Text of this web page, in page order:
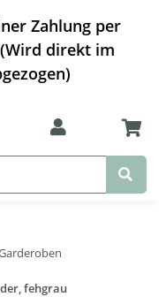
Zahlung per
direkt im
fehgrau